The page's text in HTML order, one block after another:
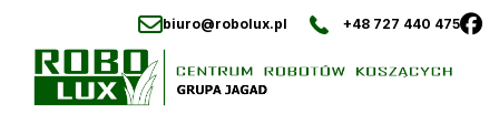
biuro@robolux.pl +48 727 440 475
Skip